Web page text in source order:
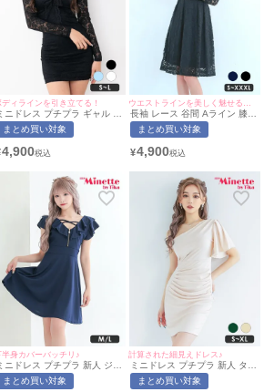
ディラインを引き立てる！
ニドレス プチプラ ギャル タ
ト 長袖 袖あり オフショル
セクシー ラウンジ キャミソー
ン 総レース 黒 キャバドレス
マイミネット
まとめ買い対象
4,900
長袖 レース 谷間 Aライン 膝丈
ドレス (林姫奈妙着用/S~XXXL
対応) | myMinette/マイミネッ
まとめ買い対象
¥4,900
半身カバーバッチリ♪
ニドレス プチプラ 新人 ジッ
ワンピース フレア セクシー
半袖 低身長 谷間 チャーム付き
まとめ買い対象
計算された細見えドレス♪
ミニドレス プチプラ 新人 タイ
ト ラウンジ ワンショル 半袖
低身長 胸元隠し 同伴 ベージュ
まとめ買い対象